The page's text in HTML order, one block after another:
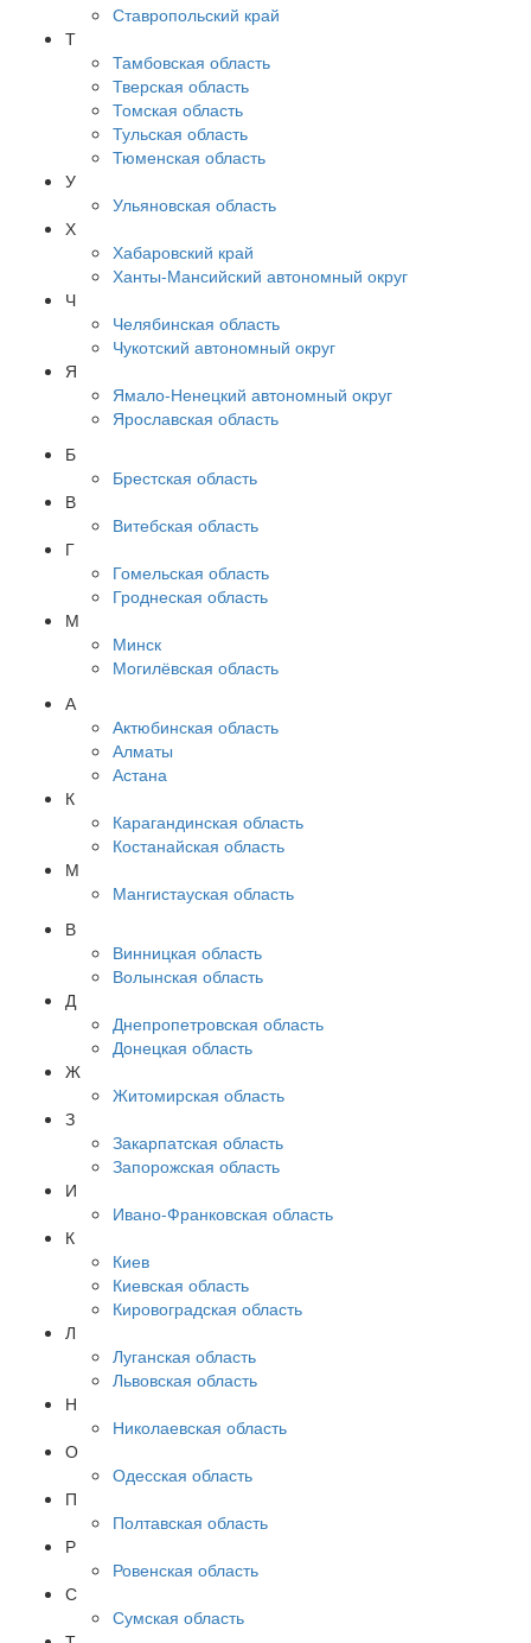
Ставропольский край
Т
Тамбовская область
Тверская область
Томская область
Тульская область
Тюменская область
У
Ульяновская область
Х
Хабаровский край
Ханты-Мансийский автономный округ
Ч
Челябинская область
Чукотский автономный округ
Я
Ямало-Ненецкий автономный округ
Ярославская область
Б
Брестская область
В
Витебская область
Г
Гомельская область
Гроднеская область
М
Минск
Могилёвская область
А
Актюбинская область
Алматы
Астана
К
Карагандинская область
Костанайская область
М
Мангистауская область
В
Винницкая область
Волынская область
Д
Днепропетровская область
Донецкая область
Ж
Житомирская область
З
Закарпатская область
Запорожская область
И
Ивано-Франковская область
К
Киев
Киевская область
Кировоградская область
Л
Луганская область
Львовская область
Н
Николаевская область
О
Одесская область
П
Полтавская область
Р
Ровенская область
С
Сумская область